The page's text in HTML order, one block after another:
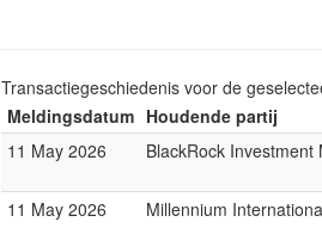
Transactiegeschiedenis voor de
Meldingsdatum Houdende partij
11 May 2026
BlackRock Investment
11 May 2026 Millennium